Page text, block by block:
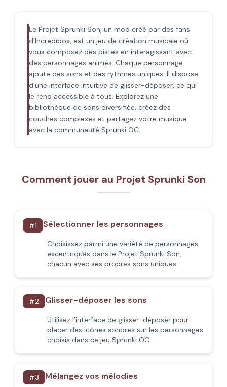
Le Projet Sprunki Son, un mod créé par des fans
d’Incredibox, est un jeu de création musicale où
vous composez des pistes en interagissant avec
des personnages animés. Chaque personnage
ajoute des sons et des rythmes uniques. Il dispose
d’une interface intuitive de glisser-déposer, ce qui
le rend accessible à tous. Explorez une
bibliothèque de sons diversifiée, créez des
couches complexes et partagez votre musique
avec la communauté Sprunki OC.
Comment jouer au Projet Sprunki Son
#1 Sélectionner les personnages
Choisissez parmi une variété de personnages
excentriques dans le Projet Sprunki Son,
chacun avec ses propres sons uniques.
#2 Glisser-déposer les sons
Utilisez l’interface de glisser-déposer pour
placer des icônes sonores sur les personnages
choisis dans ce jeu Sprunki OC.
#3 Mélangez vos mélodies